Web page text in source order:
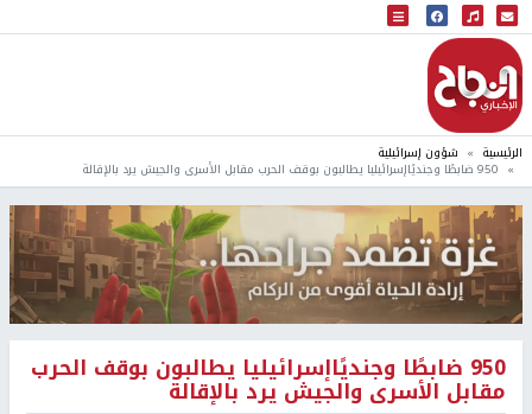
البث المباشر
إذاعة النجاح
الرئيسية شؤون إسرائيلية
950 ضابطًا وجنديًاإسرائيليا يطالبون بوقف الحرب مقابل الأسرى والجيش يرد بالإقالة
950 ضابطًا وجنديًاإسرائيليا يطالبون بوقف الحرب
مقابل الأسرى والجيش يرد بالإقالة